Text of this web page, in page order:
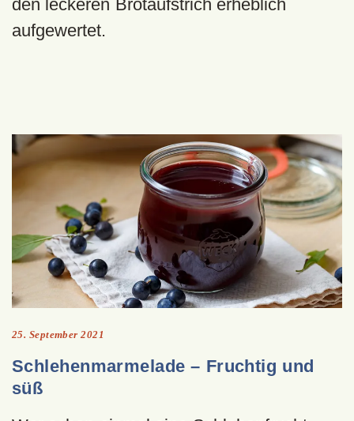
den leckeren Brotaufstrich erheblich
aufgewertet.
25. September 2021
Schlehenmarmelade – Fruchtig und
süß